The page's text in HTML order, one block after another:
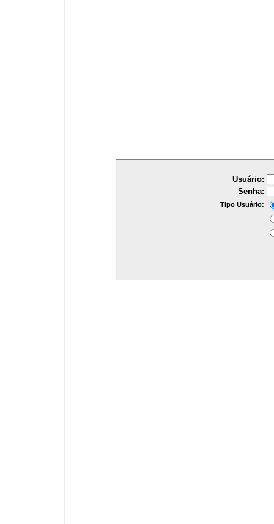
Usuário:
Senha:
Tipo Usuário: